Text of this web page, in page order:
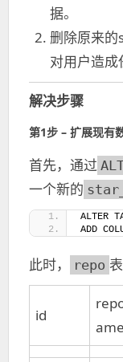
据。
删除原来
对用户造成
解决步骤
第1步 – 扩展现有
首先，通过
一个新的
ALTER
ADD
此时， repo
id
ame